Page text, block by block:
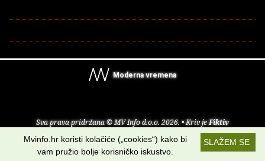
Moderna vremena
Sva prava pridržana © MV Info d.o.o. 2026. • Kriv jeFiktiv
O nama• Pomoć• Uvjeti korištenja•RSS kanaliSLAŽEM SE
Mvinfo.hr koristi kolačiće („cookies“) kako bi
vam pružio bolje korisničko iskustvo.